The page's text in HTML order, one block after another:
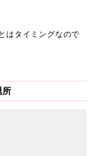
はタイミングなので
所